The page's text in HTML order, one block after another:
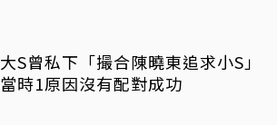
大S曾私下「撮合陳曉東追求小S」
當時1原因沒有配對成功